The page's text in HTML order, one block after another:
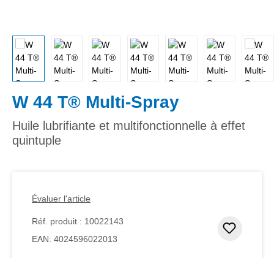
W 44 T® Multi-Spray
Huile lubrifiante et multifonctionnelle à effet
quintuple
Évaluer l'article
Réf. produit : 10022143
EAN: 4024596022013